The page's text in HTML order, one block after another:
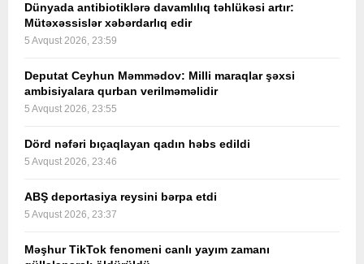
Dünyada antibiotiklərə davamlılıq təhlükəsi artır:
Mütəxəssislər xəbərdarlıq edir
5 Avqust 2026, 23:59
Deputat Ceyhun Məmmədov: Milli maraqlar şəxsi
ambisiyalara qurban verilməməlidir
5 Avqust 2026, 23:55
Dörd nəfəri bıçaqlayan qadın həbs edildi
5 Avqust 2026, 23:46
ABŞ deportasiya reysini bərpa etdi
5 Avqust 2026, 23:37
Məşhur TikTok fenomeni canlı yayım zamanı